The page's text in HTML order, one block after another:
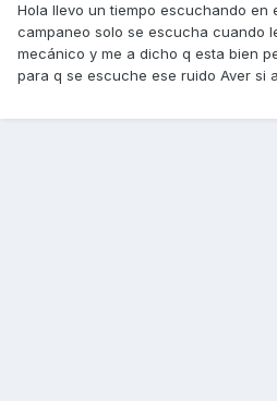
Hola llevo un tiempo escuchando en
campaneo solo se escucha cuando
mecánico y me a dicho q esta bien
para q se escuche ese ruido Aver si